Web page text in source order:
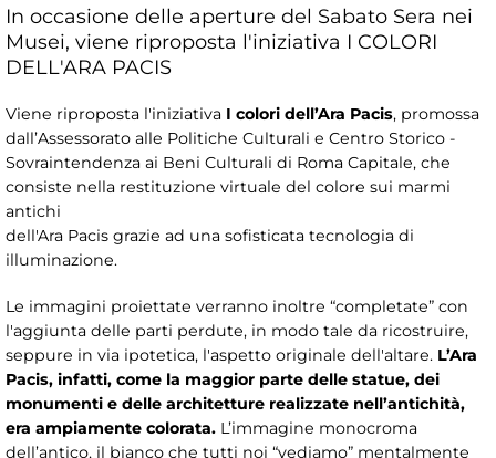
In occasione delle aperture del Sabato Sera nei
Musei, viene riproposta l'iniziativa I COLORI
DELL'ARA PACIS
Viene riproposta l'iniziativa I colori dell’Ara Pacis, promossa
dall’Assessorato alle Politiche Culturali e Centro Storico -
Sovraintendenza ai Beni Culturali di Roma Capitale, che
consiste nella restituzione virtuale del colore sui marmi
antichi
dell'Ara Pacis grazie ad una sofisticata tecnologia di
illuminazione.
Le immagini proiettate verranno inoltre “completate” con
l'aggiunta delle parti perdute, in modo tale da ricostruire,
seppure in via ipotetica, l'aspetto originale dell'altare. L’Ara
Pacis, infatti, come la maggior parte delle statue, dei
monumenti e delle architetture realizzate nell’antichità,
era ampiamente colorata. L’immagine monocroma
dell’antico, il bianco che tutti noi “vediamo” mentalmente